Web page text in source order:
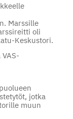
Marssille
oli
Keskustori.
jotka
muun